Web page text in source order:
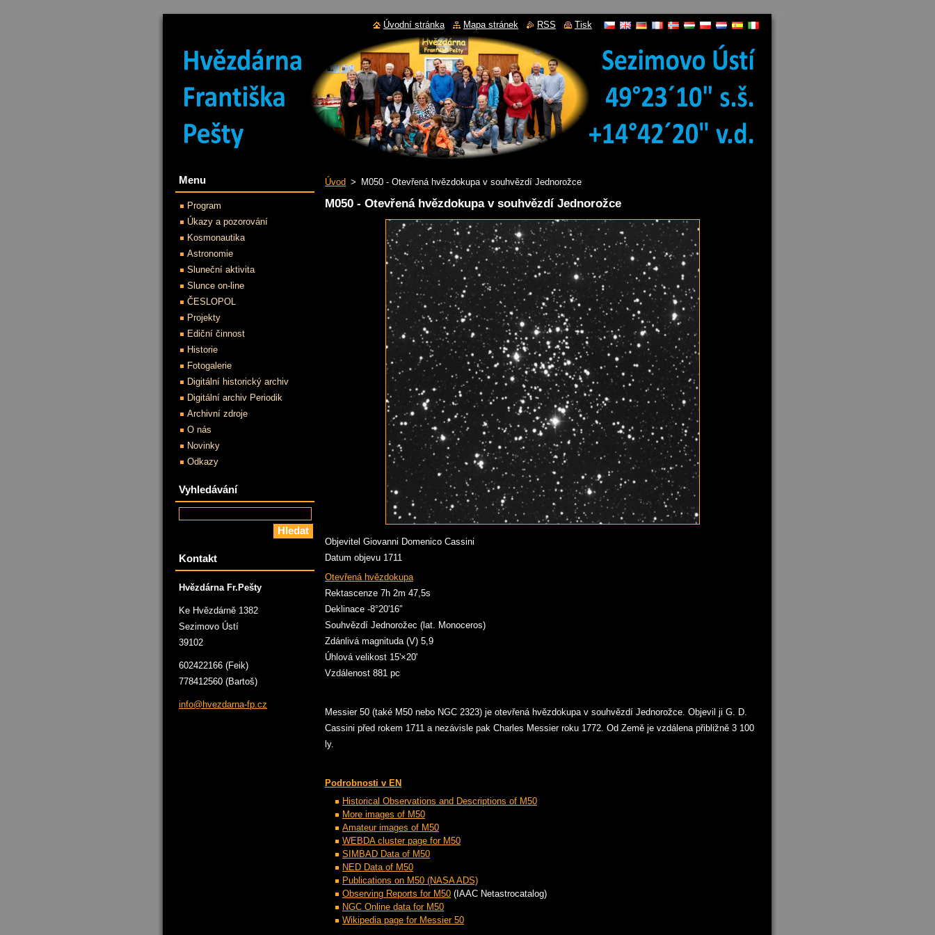
Úvod > M050 - Otevřená hvězdokupa v souhvězdí Jednorožce
M050 - Otevřená hvězdokupa v souhvězdí Jednorožce
Objevitel Giovanni Domenico Cassini
Datum objevu 1711
Otevřená hvězdokupa
Rektascenze 7h 2m 47,5s
Deklinace -8°20′16″
Souhvězdí Jednorožec (lat. Monoceros)
Zdánlivá magnituda (V) 5,9
Úhlová velikost 15'×20'
Vzdálenost 881 pc
Messier 50 (také M50 nebo NGC 2323) je otevřená hvězdokupa v souhvězdí Jednorožce. Objevil ji G. D.
Cassini před rokem 1711 a nezávisle pak Charles Messier roku 1772. Od Země je vzdálena přibližně 3 100
ly.
Podrobnosti v EN
Historical Observations and Descriptions of M50
More images of M50
Amateur images of M50
WEBDA cluster page for M50
SIMBAD Data of M50
NED Data of M50
Publications on M50 (NASA ADS)
Observing Reports for M50 (IAAC Netastrocatalog)
NGC Online data for M50
Wikipedia page for Messier 50
Menu
Program
Úkazy a pozorování
Kosmonautika
Astronomie
Sluneční aktivita
Slunce on-line
ČESLOPOL
Projekty
Ediční činnost
Historie
Fotogalerie
Digitální historický archiv
Digitální archiv Periodik
Archivní zdroje
O nás
Novinky
Odkazy
Vyhledávání
Kontakt
Hvězdárna Fr.Pešty
Ke Hvězdárně 1382
Sezimovo Ústí
39102
602422166 (Feik)
778412560 (Bartoš)
info@hvezdarna-fp.cz
Úvodní stránka Mapa stránek RSS Tisk